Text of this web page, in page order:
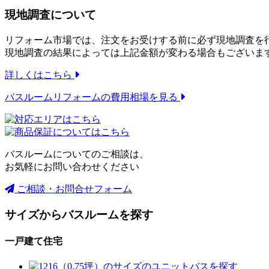
現地調査について
リフォーム市場では、注文をお受けする前に必ず現地調査を
現地調査の結果によっては上記金額が変わる場合もございま
詳しくはこちら
バスルームリフォームの費用相場を見る
バスルームについてのご相談は、
お気軽にお問い合わせください
ご相談・お問合せフォーム
サイズからバスルームを探す
一戸建て住宅